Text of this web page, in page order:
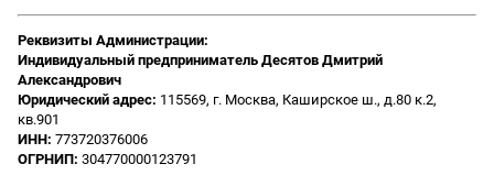
Реквизиты Администрации:
Индивидуальный предприниматель Десятов Дмитрий
Александрович
Юридический адрес: 115569, г. Москва, Каширское ш., д.80 к.2,
кв.901
ИНН: 773720376006
ОГРНИП: 304770000123791